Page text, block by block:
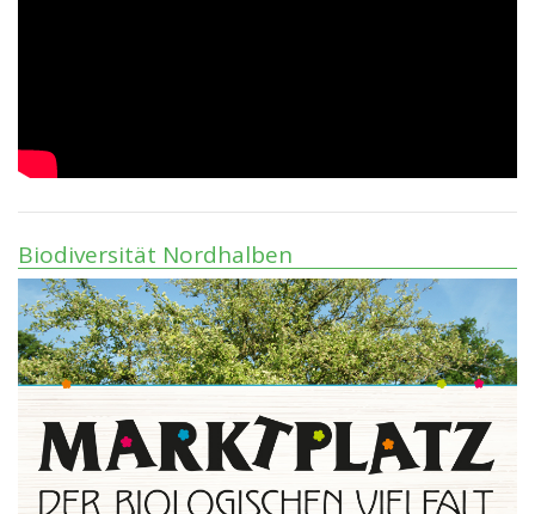
Biodiversität Nordhalben